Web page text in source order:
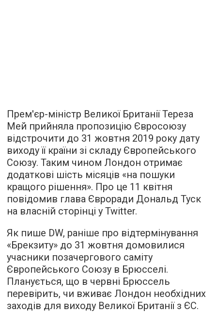
Прем'єр-міністр Великої Британії Тереза
Мей прийняла пропозицію Євросоюзу
відстрочити до 31 жовтня 2019 року дату
виходу її країни зі складу Європейського
Союзу. Таким чином Лондон отримає
додаткові шість місяців «на пошуки
кращого рішення». Про це 11 квітня
повідомив глава Євроради Дональд Туск
на власній сторінці у Twitter.
Як пише DW, раніше про відтермінування
«Брекзиту» до 31 жовтня домовилися
учасники позачергового саміту
Європейського Союзу в Брюсселі.
Планується, що в червні Брюссель
перевірить, чи вживає Лондон необхідних
заходів для виходу Великої Британії з ЄС.